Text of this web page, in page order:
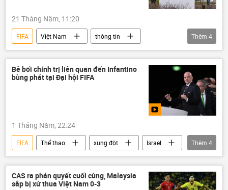
21 Tháng Năm, 11:20
FIFA Việt Nam
thông tin
World Cup
bóng đá
Thể thao
Tuyển bóng đá Việt Nam
Thêm 4
Bê bối chính trị liên quan đến Infantino
bùng phát tại Đại hội FIFA
1 Tháng Năm, 22:24
FIFA Thể thao xung đột
Israel
Palestine
Gianni Infantino
Thế giới
UEFA
Thêm 4
CAS ra phán quyết cuối cùng, Malaysia
sắp bị xử thua Việt Nam 0-3